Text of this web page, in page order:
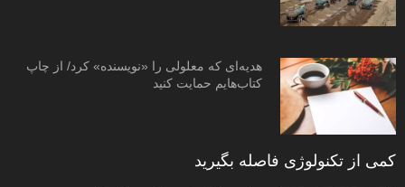
هدیه‌ای که معلولی را «نویسنده» کرد/ از چاپ
کتاب‌هایم حمایت کنید
کمی از تکنولوژی فاصله بگیرید